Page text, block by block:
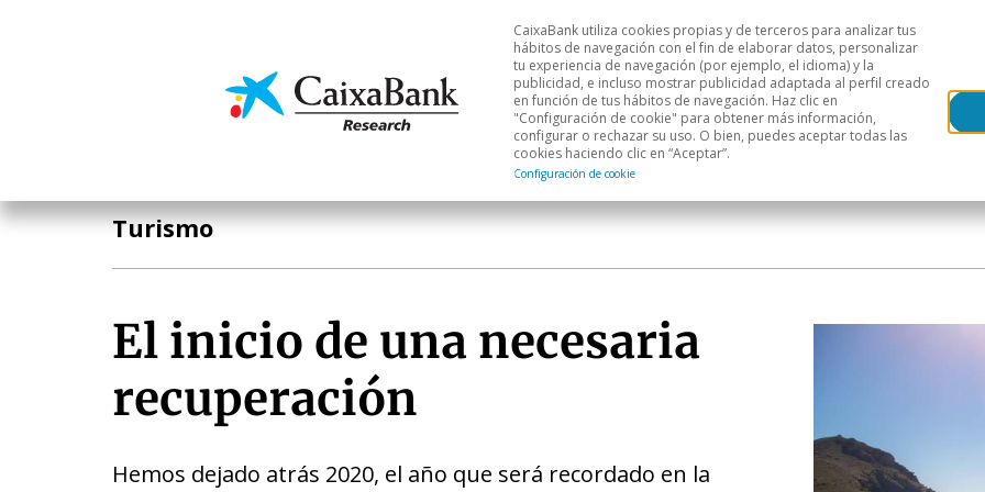
Economía y mercados Análisis sectorial Áreas geográficas
CaixaBank utiliza cookies propias y de terceros para analizar tus
hábitos de navegación con el fin de elaborar datos, personalizar
tu experiencia de navegación (por ejemplo, el idioma) y la
publicidad, e incluso mostrar publicidad adaptada al perfil creado
en función de tus hábitos de navegación. Haz clic en
"Configuración de cookie" para obtener más información,
configurar o rechazar su uso. O bien, puedes aceptar todas las
cookies haciendo clic en “Aceptar”.
Configuración de cookie
Turismo
El inicio de una necesaria
recuperación
Hemos dejado atrás 2020, el año que será recordado en la